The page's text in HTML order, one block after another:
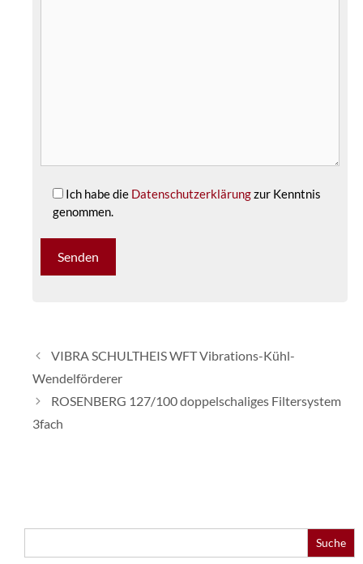
Ich habe die Datenschutzerklärungzur Kenntnis
genommen.
VIBRA SCHULTHEIS WFT Vibrations-Kühl-
Wendelförderer
ROSENBERG 127/100 doppelschaliges Filtersystem
3fach
Search